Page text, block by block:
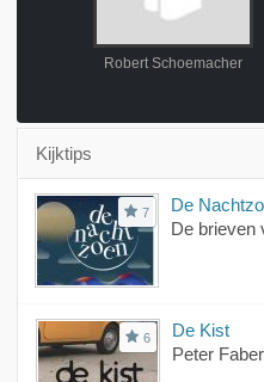
Robert Schoemacher
Kijktips
7
De
De brieven
6
De Kist
Peter Faber